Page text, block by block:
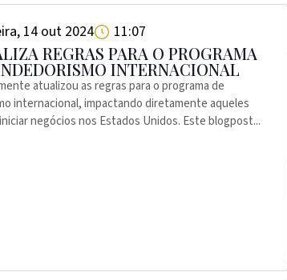
14 out 2024 11:07
REGRAS PARA O PROGRAMA
INTERNACIONAL
atualizou as regras para o programa de
internacional, impactando diretamente aqueles
negócios nos Estados Unidos. Este blogpost...